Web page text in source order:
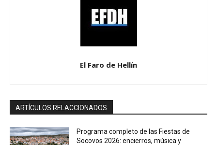
El Faro de Hellín
ARTÍCULOS RELACCIONADOS
Programa completo de las Fiestas de
Socovos 2026: encierros, música y